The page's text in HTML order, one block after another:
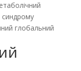
синдрому
глобальний